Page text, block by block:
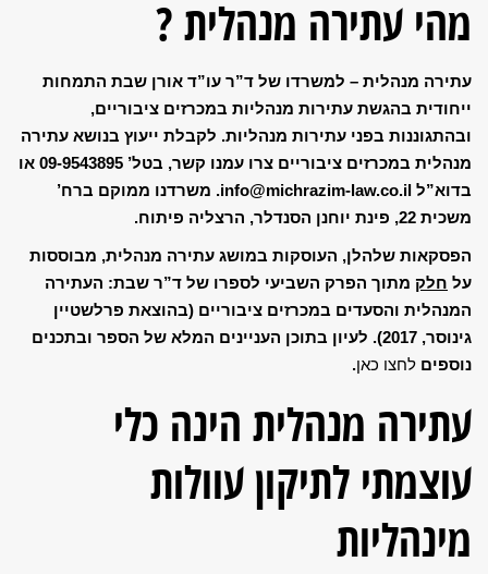
מהי עתירה מנהלית ?
עתירה מנהלית – למשרדו של ד”ר עו”ד אורן שבת התמחות
ייחודית בהגשת עתירות מנהליות במכרזים ציבוריים,
ובהתגוננות בפני עתירות מנהליות. לקבלת ייעוץ בנושא עתירה
מנהלית במכרזים ציבוריים צרו עמנו קשר, בטל’ 09-9543895 או
בדוא”ל info@michrazim-law.co.il. משרדנו ממוקם ברח’
משכית 22, פינת יוחנן הסנדלר, הרצליה פיתוח.
הפסקאות שלהלן, העוסקות במושג עתירה מנהלית, מבוססות
על חלק מתוך הפרק השביעי לספרו של ד”ר שבת: העתירה
המנהלית והסעדים במכרזים ציבוריים (בהוצאת פרלשטיין
גינוסר, 2017). לעיון בתוכן העניינים המלא של הספר ובתכנים
נוספים לחצו כאן.
עתירה מנהלית הינה כלי
עוצמתי לתיקון עוולות
מינהליות